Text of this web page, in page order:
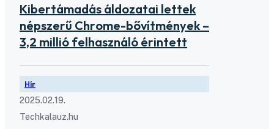
Kibertámadás áldozatai lettek
népszerű Chrome-bővítmények –
3,2 millió felhasználó érintett
Hír
2025.02.19.
Techkalauz.hu